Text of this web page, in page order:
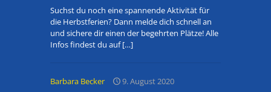
Suchst du noch eine spannende Aktivität für
die Herbstferien? Dann melde dich schnell an
und sichere dir einen der begehrten Plätze! Alle
Infos findest du auf[…]
Barbara Becker 9. August 2020